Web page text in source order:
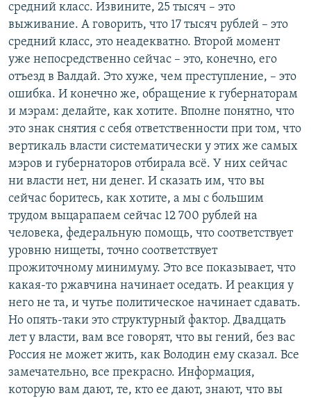
средний класс. Извините, 25 тысяч – это
выживание. А говорить, что 17 тысяч рублей – это
средний класс, это неадекватно. Второй момент
уже непосредственно сейчас – это, конечно, его
отъезд в Валдай. Это хуже, чем преступление, – это
ошибка. И конечно же, обращение к губернаторам
и мэрам: делайте, как хотите. Вполне понятно, что
это знак снятия с себя ответственности при том, что
вертикаль власти систематически у этих же самых
мэров и губернаторов отбирала всё. У них сейчас
ни власти нет, ни денег. И сказать им, что вы
сейчас боритесь, как хотите, а мы с большим
трудом выцарапаем сейчас 12 700 рублей на
человека, федеральную помощь, что соответствует
уровню нищеты, точно соответствует
прожиточному минимуму. Это все показывает, что
какая-то ржавчина начинает оседать. И реакция у
него не та, и чутье политическое начинает сдавать.
Но опять-таки это структурный фактор. Двадцать
лет у власти, вам все говорят, что вы гений, без вас
Россия не может жить, как Володин ему сказал. Все
замечательно, все прекрасно. Информация,
которую вам дают, те, кто ее дают, знают, что вы